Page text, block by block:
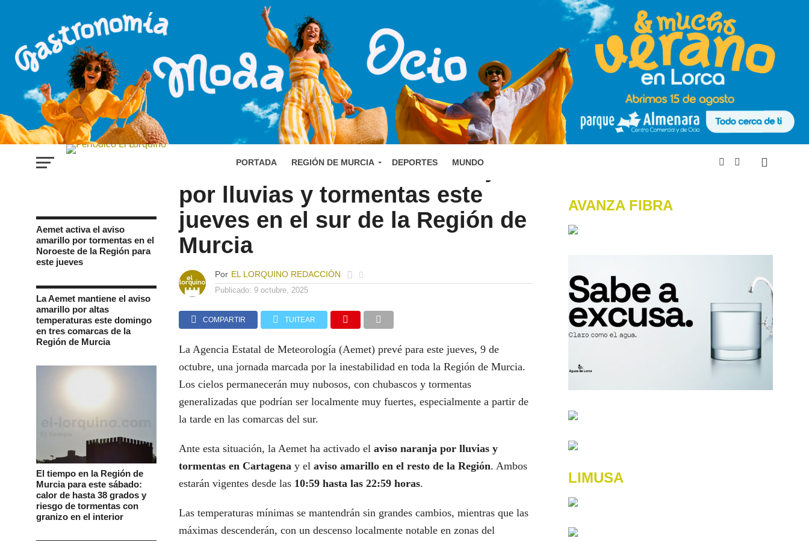
PORTADA REGIÓN DE MURCIA DEPORTES MUNDO
Aemet activa el aviso
amarillo por tormentas en el
Noroeste de la Región para
este jueves
La Aemet mantiene el aviso
amarillo por altas
temperaturas este domingo
en tres comarcas de la
Región de Murcia
El tiempo en la Región de
Murcia para este sábado:
calor de hasta 38 grados y
riesgo de tormentas con
granizo en el interior
REGIÓN DE MURCIA
La Aemet activa aviso naranja
por lluvias y tormentas este
jueves en el sur de la Región de
Murcia
Por EL LORQUINO REDACCIÓN
Publicado: 9 octubre, 2025
COMPARTIR TUITEAR
La Agencia Estatal de Meteorología (Aemet) prevé para este jueves, 9 de
octubre, una jornada marcada por la inestabilidad en toda la Región de Murcia.
Los cielos permanecerán muy nubosos, con chubascos y tormentas
generalizadas que podrían ser localmente muy fuertes, especialmente a partir de
la tarde en las comarcas del sur.
Ante esta situación, la Aemet ha activado elaviso naranja por lluvias y
tormentas en Cartagena y elaviso amarillo en el resto de la Región. Ambos
estarán vigentes desde las 10:59 hasta las 22:59 horas.
Las temperaturas mínimas se mantendrán sin grandes cambios, mientras que las
máximas descenderán, con un descenso localmente notable en zonas del
AVANZA FIBRA
LIMUSA